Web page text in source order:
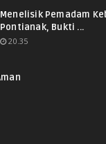
Menelisik Pemadam
Pontianak, Bukti ...
20.35